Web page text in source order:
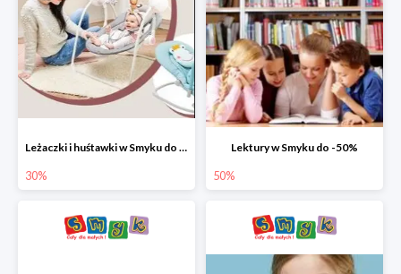
Leżaczki i huśtawki w Smyku do -30%
30%
Lektury w Smyku do -50%
50%